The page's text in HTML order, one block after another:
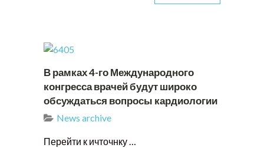
В рамках 4-го Международного
конгресса врачей будут широко
обсуждаться вопросы кардиологии
News archive
Перейти к ичточнку …